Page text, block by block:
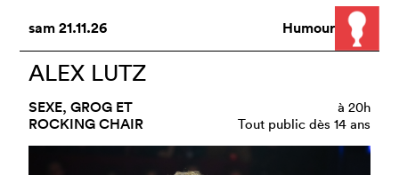
sam21.11.26 Humour
ALEX LUTZ
SEXE, GROG ET
ROCKING CHAIR
à 20h
Tout public dès 14 ans